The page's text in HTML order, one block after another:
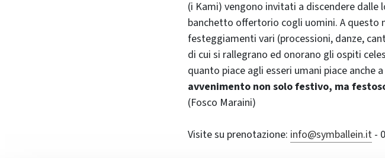
(i Kami) vengono invitati a discendere
banchetto offertorio cogli uomini. A questo
festeggiamenti vari (processioni, danze,
di cui si rallegrano ed onorano gli ospiti
quanto piace agli esseri umani piace anche
avvenimento non solo festivo, ma
(Fosco Maraini)
Visite su prenotazione: info@symballein.it -